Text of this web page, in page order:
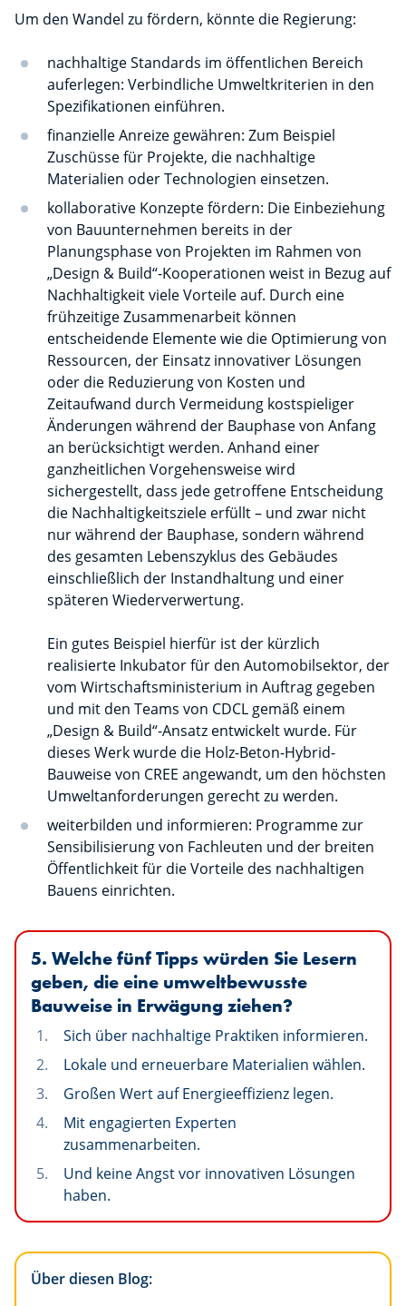
Um den Wandel zu fördern, könnte die Regierung:
nachhaltige Standards im öffentlichen Bereich
auferlegen: Verbindliche Umweltkriterien in den
Spezifikationen einführen.
finanzielle Anreize gewähren: Zum Beispiel
Zuschüsse für Projekte, die nachhaltige
Materialien oder Technologien einsetzen.
kollaborative Konzepte fördern: Die Einbeziehung
von Bauunternehmen bereits in der
Planungsphase von Projekten im Rahmen von
„Design & Build“-Kooperationen weist in Bezug auf
Nachhaltigkeit viele Vorteile auf. Durch eine
frühzeitige Zusammenarbeit können
entscheidende Elemente wie die Optimierung von
Ressourcen, der Einsatz innovativer Lösungen
oder die Reduzierung von Kosten und
Zeitaufwand durch Vermeidung kostspieliger
Änderungen während der Bauphase von Anfang
an berücksichtigt werden. Anhand einer
ganzheitlichen Vorgehensweise wird
sichergestellt, dass jede getroffene Entscheidung
die Nachhaltigkeitsziele erfüllt – und zwar nicht
nur während der Bauphase, sondern während
des gesamten Lebenszyklus des Gebäudes
einschließlich der Instandhaltung und einer
späteren Wiederverwertung.
Ein gutes Beispiel hierfür ist der kürzlich
realisierte Inkubator für den Automobilsektor, der
vom Wirtschaftsministerium in Auftrag gegeben
und mit den Teams von CDCL gemäß einem
„Design & Build“-Ansatz entwickelt wurde. Für
dieses Werk wurde die Holz-Beton-Hybrid-
Bauweise von CREE angewandt, um den höchsten
Umweltanforderungen gerecht zu werden.
weiterbilden und informieren: Programme zur
Sensibilisierung von Fachleuten und der breiten
Öffentlichkeit für die Vorteile des nachhaltigen
Bauens einrichten.
5. Welche fünf Tipps würden Sie Lesern
geben, die eine umweltbewusste
Bauweise in Erwägung ziehen?
Sich über nachhaltige Praktiken informieren.
Lokale und erneuerbare Materialien wählen.
Großen Wert auf Energieeffizienz legen.
Mit engagierten Experten
zusammenarbeiten.
Und keine Angst vor innovativen Lösungen
haben.
Über diesen Blog: